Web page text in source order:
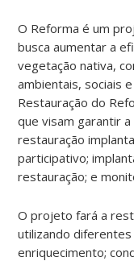
O Reforma é um
busca aumentar a
vegetação nativa,
ambientais, sociais
Restauração do
que visam garantir
restauração
participativo;
restauração; e
O projeto fará a
utilizando
enriquecimento;